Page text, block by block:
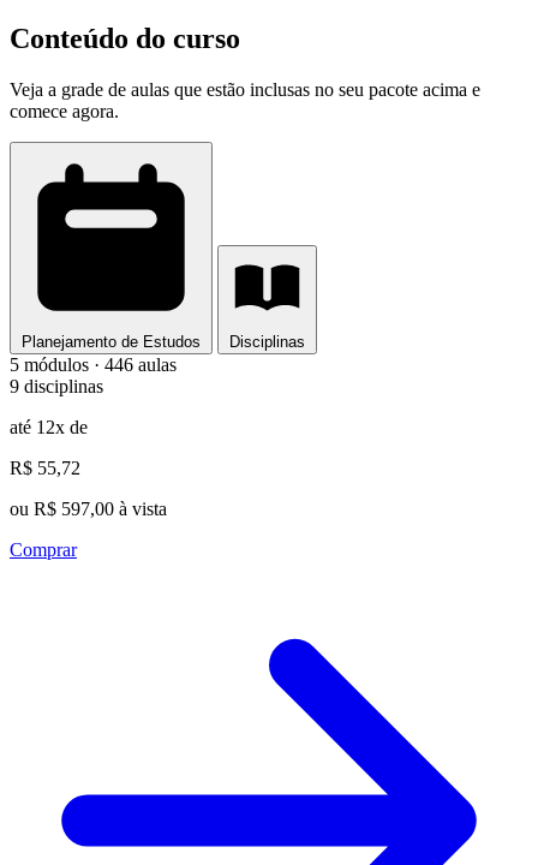
Conteúdo do curso
Veja a grade de aulas que estão inclusas no seu pacote acima e
comece agora.
Planejamento de Estudos Disciplinas
5 módulos · 446 aulas
9 disciplinas
até 12x de
R$ 55,72
ou R$ 597,00 à vista
Comprar